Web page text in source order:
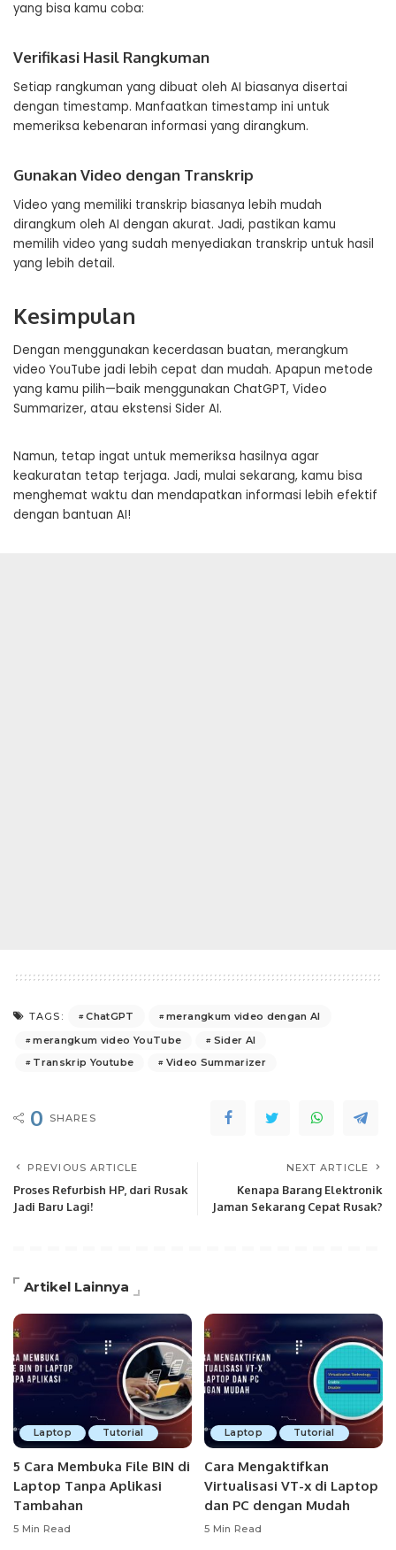
yang bisa kamu coba:
Verifikasi Hasil Rangkuman
Setiap rangkuman yang dibuat oleh AI biasanya disertai
dengan timestamp. Manfaatkan timestamp ini untuk
memeriksa kebenaran informasi yang dirangkum.
Gunakan Video dengan Transkrip
Video yang memiliki transkrip biasanya lebih mudah
dirangkum oleh AI dengan akurat. Jadi, pastikan kamu
memilih video yang sudah menyediakan transkrip untuk hasil
yang lebih detail.
Kesimpulan
Dengan menggunakan kecerdasan buatan, merangkum
video YouTube jadi lebih cepat dan mudah. Apapun metode
yang kamu pilih—baik menggunakan ChatGPT, Video
Summarizer, atau ekstensi Sider AI.
Namun, tetap ingat untuk memeriksa hasilnya agar
keakuratan tetap terjaga. Jadi, mulai sekarang, kamu bisa
menghemat waktu dan mendapatkan informasi lebih efektif
dengan bantuan AI!
TAGS: ChatGPT
merangkum video dengan AI
merangkum video YouTube
Sider AI
Transkrip Youtube
Video Summarizer
0 SHARES
PREVIOUS ARTICLE
Proses Refurbish HP, dari Rusak
Jadi Baru Lagi!
NEXT ARTICLE
Kenapa Barang Elektronik
Jaman Sekarang Cepat Rusak?
Artikel Lainnya
Laptop Tutorial
5 Cara Membuka File BIN di
Laptop Tanpa Aplikasi
Tambahan
5 Min Read
Laptop Tutorial
Cara Mengaktifkan
Virtualisasi VT-x di Laptop
dan PC dengan Mudah
5 Min Read